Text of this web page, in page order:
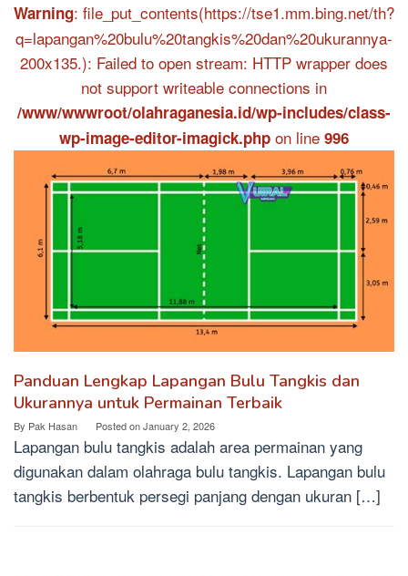
Warning: file_put_contents(https://tse1.mm.bing.net/th?
q=lapangan%20bulu%20tangkis%20dan%20ukurannya-
200x135.): Failed to open stream: HTTP wrapper does
not support writeable connections in
/www/wwwroot/olahraganesia.id/wp-includes/class-
wp-image-editor-imagick.php on line 996
Panduan Lengkap Lapangan Bulu Tangkis dan
Ukurannya untuk Permainan Terbaik
By Pak Hasan Posted onJanuary 2, 2026
Lapangan bulu tangkis adalah area permainan yang
digunakan dalam olahraga bulu tangkis. Lapangan bulu
tangkis berbentuk persegi panjang dengan ukuran […]